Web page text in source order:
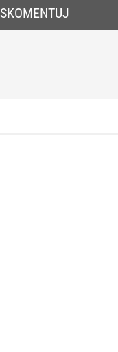
SKOMENTUJ